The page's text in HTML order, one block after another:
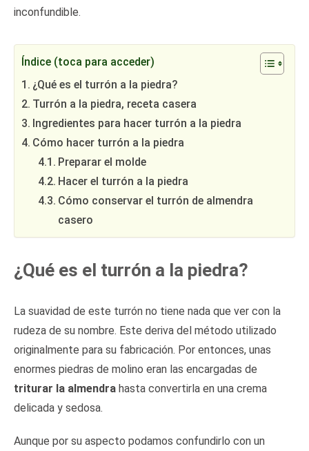
inconfundible.
Índice (toca para acceder)
¿Qué es el turrón a la piedra?
Turrón a la piedra, receta casera
Ingredientes para hacer turrón a la piedra
Cómo hacer turrón a la piedra
Preparar el molde
Hacer el turrón a la piedra
Cómo conservar el turrón de almendra
casero
¿Qué es el turrón a la piedra?
La suavidad de este turrón no tiene nada que ver con la
rudeza de su nombre. Este deriva del método utilizado
originalmente para su fabricación. Por entonces, unas
enormes piedras de molino eran las encargadas de
triturar la almendra hasta convertirla en una crema
delicada y sedosa.
Aunque por su aspecto podamos confundirlo con un